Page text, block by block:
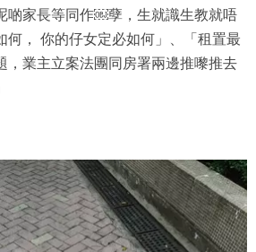
啲家長等同作￼孽，生就識生教就唔
何， 你的仔女定必如何」、「租置最
，業主立案法團同房署兩邊推嚟推去